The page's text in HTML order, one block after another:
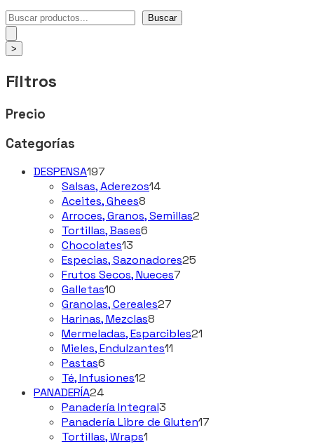
Buscar
Buscar
>
Filtros
Precio
Categorías
DESPENSA197
productos
Salsas, Aderezos1414
Aceites, Ghees8
productos
Arroces, Granos, Semillas2
Tortillas, Bases6
Chocolates13
productos
Especias, Sazonadores25
Frutos Secos, Nueces7
Galletas10
productos
Granolas, Cereales27
Harinas, Mezclas8
productos
Mermeladas, Esparcibles21
Mieles, Endulzantes11
Pastas6
productos
Té, Infusiones12
PANADERÍA2424
productos
Panadería Integral3
productos
Panadería Libre de Gluten17
Tortillas, Wraps1